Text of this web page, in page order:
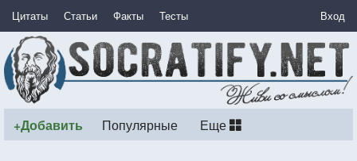
Цитаты Статьи Факты Тесты Вход
+Добавить Популярные Еще